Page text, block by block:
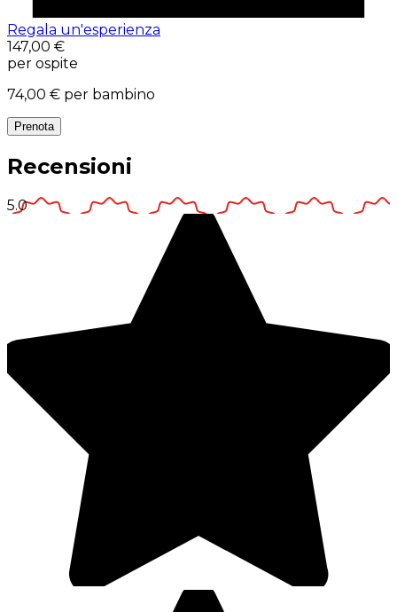
Regala un'esperienza
147,00 €
per ospite
74,00 € per bambino
Prenota
Recensioni
5.0